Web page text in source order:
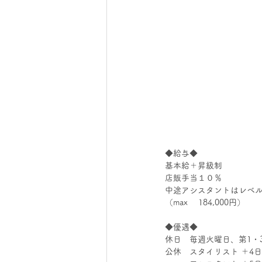
◆給与◆
基本給＋昇級制
店販手当１０％
中途アシスタントはレベ
（max　 184,000円）
◆優遇◆
休日　毎週火曜日、第1
公休　スタイリスト ＋4